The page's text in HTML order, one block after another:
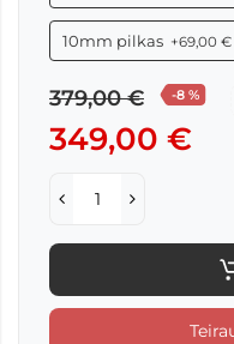
10mm pilkas +69,00 €
379,00 € -8 %
349,00 €